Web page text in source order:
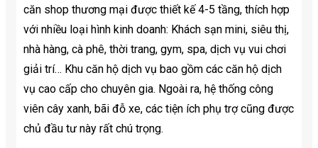
căn shop thương mại được thiết kế 4-5 tầng, thích hợp
với nhiều loại hình kinh doanh: Khách sạn mini, siêu thị,
nhà hàng, cà phê, thời trang, gym, spa, dịch vụ vui chơi
giải trí… Khu căn hộ dịch vụ bao gồm các căn hộ dịch
vụ cao cấp cho chuyên gia. Ngoài ra, hệ thống công
viên cây xanh, bãi đỗ xe, các tiện ích phụ trợ cũng được
chủ đầu tư này rất chú trọng.